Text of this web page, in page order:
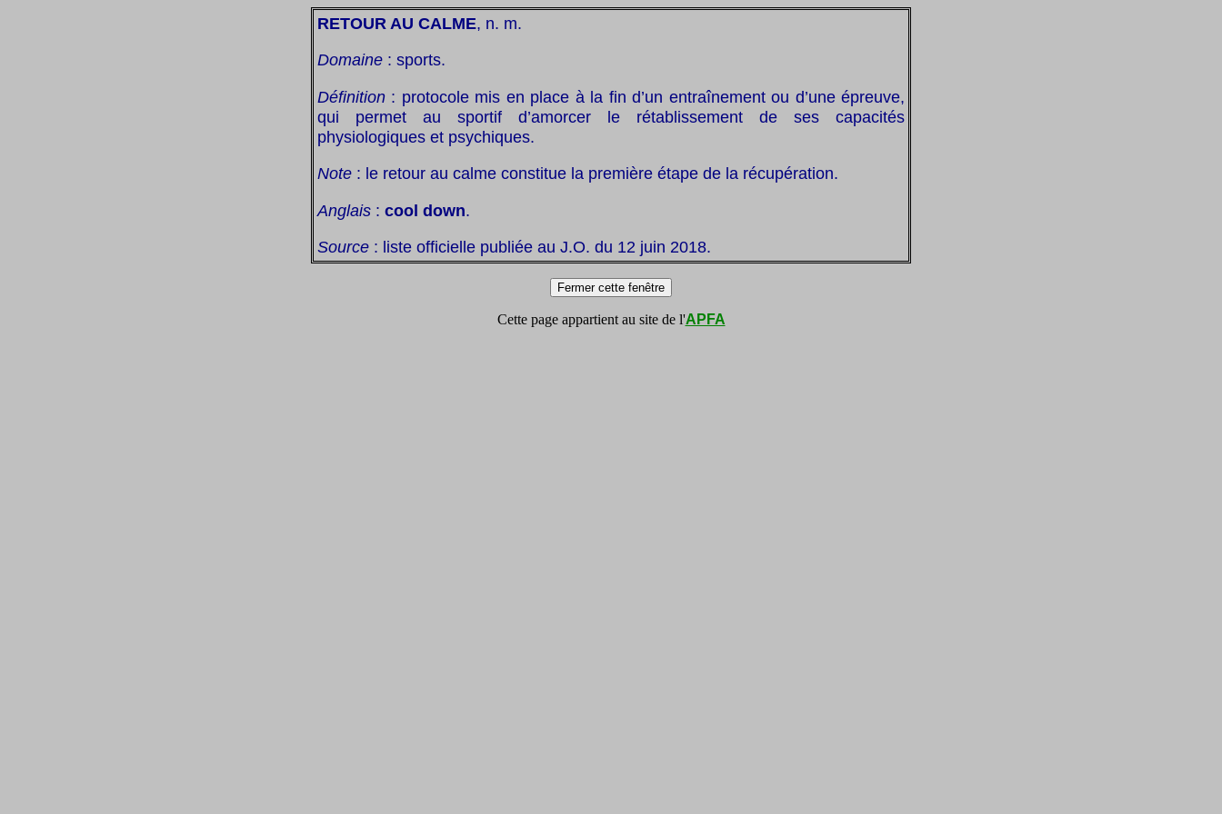
RETOUR AU CALME, n. m.
Domaine : sports.
Définition : protocole mis en place à la fin d’un entraînement ou d’une épreuve,
qui permet au sportif d’amorcer le rétablissement de ses capacités
physiologiques et psychiques.
Note : le retour au calme constitue la première étape de la récupération.
Anglais : cool down.
Source : liste officielle publiée au J.O. du 12 juin 2018.
Cette page appartient au site de l'APFA